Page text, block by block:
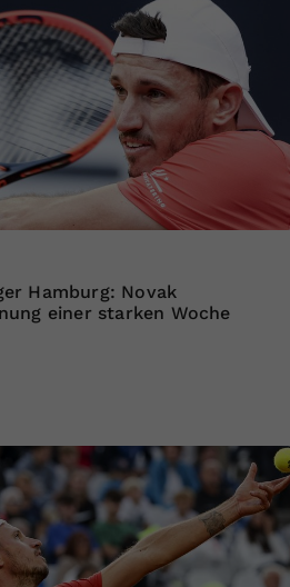
Hamburg: Novak
einer starken Woche